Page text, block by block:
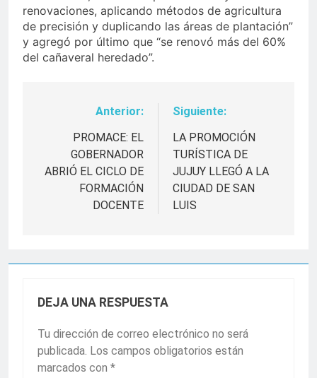
renovaciones, aplicando métodos de agricultura
de precisión y duplicando las áreas de plantación”
y agregó por último que “se renovó más del 60%
del cañaveral heredado”.
Navegación
entradas
Anterior:
PROMACE: EL
GOBERNADOR
ABRIÓ EL CICLO DE
FORMACIÓN
DOCENTE
Siguiente:
LA PROMOCIÓN
TURÍSTICA DE
JUJUY LLEGÓ A LA
CIUDAD DE SAN
LUIS
DEJA UNA RESPUESTA
Tu dirección de correo electrónico no será
publicada. Los campos obligatorios están
marcados con *